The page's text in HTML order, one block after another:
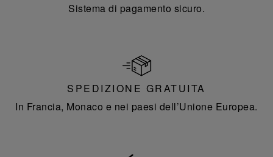
Sistema di pagamento sicuro.
SPEDIZIONE GRATUITA
In Francia, Monaco e nei paesi dell’Unione Europea.